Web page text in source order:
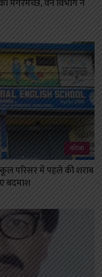
मगरमच्छ, वन विभाग ने
कोरबा
परिसर में पहले की शराब
बदमाश